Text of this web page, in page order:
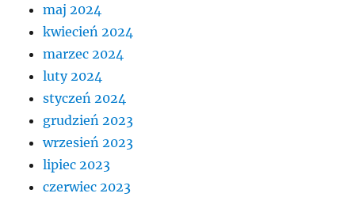
maj 2024
kwiecień 2024
marzec 2024
luty 2024
styczeń 2024
grudzień 2023
wrzesień 2023
lipiec 2023
czerwiec 2023